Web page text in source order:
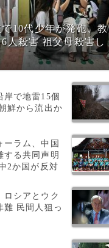
10代少年が発砲、教
人殺害 祖父母殺害し
岸で地雷15個
鮮から流出か
ーラム、中国
する共同声明
2か国が反対
ロシアとウク
難 民間人狙っ